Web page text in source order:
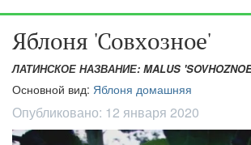
Яблоня 'Совхозное'
ЛАТИНСКОЕ НАЗВАНИЕ: MALUS
Основной вид: Яблоня домашняя
Опубликовано: 12 января 2020